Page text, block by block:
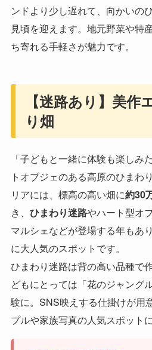
ンドより少し遅れて、向かいの
見頃を迎えます。地元野菜や特
ち寄れる手軽さが魅力です。
【迷路あり】美
り畑
「子どもと一緒に体験も楽しみ
トオブジェのある高原のひまわ
リアには、標高の高い畑に約30
き、 ひまわり迷路やハート型オ
マルシェなどが登場する年もあ
に大人気のスポットです。
ひまわり迷路は背の高い品種で
どもにとっては「花のジャング
験に。SNS映えする仕掛けが用
プルや家族写真の人気スポット